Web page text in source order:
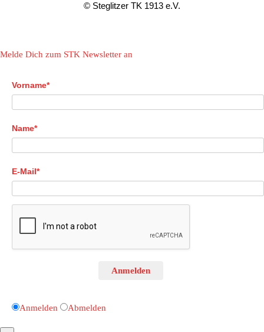
© Steglitzer TK 1913 e.V.
Melde Dich zum STK Newsletter an
Vorname*
Name*
E-Mail*
Anmelden
Anmelden Abmelden